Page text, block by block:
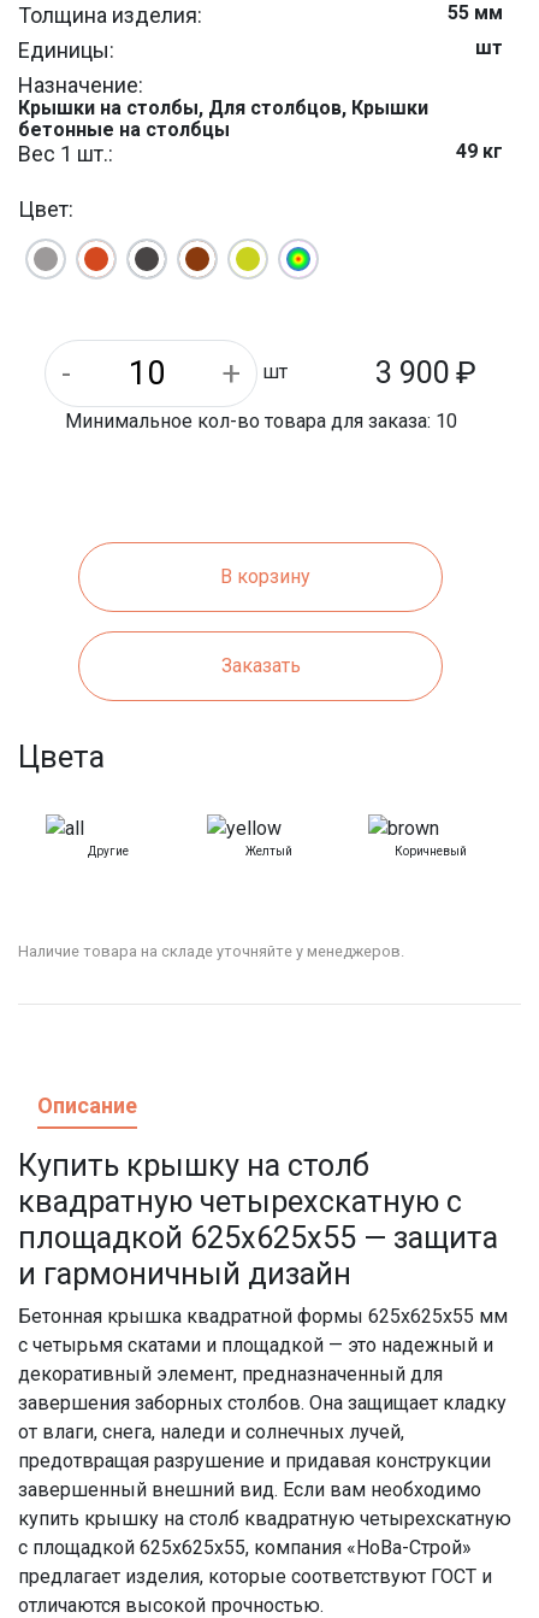
Толщина изделия: 55 мм
Единицы: шт
Назначение:
Крышки на столбы, Для столбцов, Крышки
бетонные на столбцы
Вес 1 шт.: 49 кг
Ширина:
Цвет:
шт 3 900 ₽
Минимальное кол-во товара для заказа: 10
В корзину
Заказать
Цвета
Другие Желтый Коричневый
Наличие товара на складе уточняйте у менеджеров.
Описание
Купить крышку на столб
квадратную четырехскатную с
площадкой 625x625x55 — защита
и гармоничный дизайн
Бетонная крышка квадратной формы 625x625x55 мм
с четырьмя скатами и площадкой — это надежный и
декоративный элемент, предназначенный для
завершения заборных столбов. Она защищает кладку
от влаги, снега, наледи и солнечных лучей,
предотвращая разрушение и придавая конструкции
завершенный внешний вид. Если вам необходимо
купить крышку на столб квадратную четырехскатную
с площадкой 625x625x55, компания «НоВа-Строй»
предлагает изделия, которые соответствуют ГОСТ и
отличаются высокой прочностью.